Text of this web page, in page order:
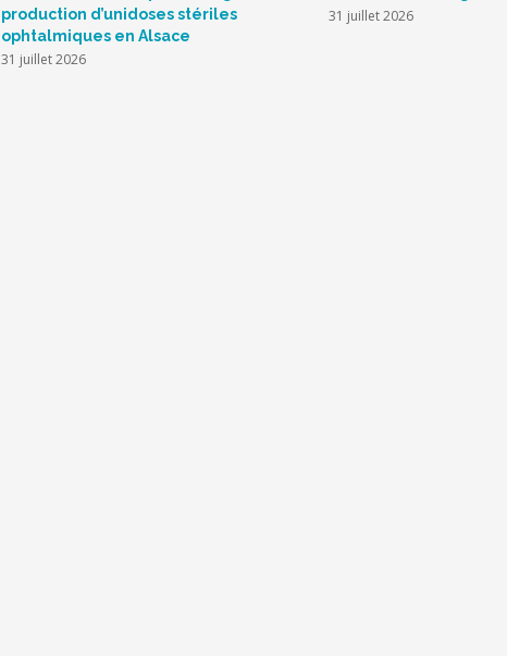
production d’unidoses stériles
ophtalmiques en Alsace
31 juillet 2026
31 juillet 2026